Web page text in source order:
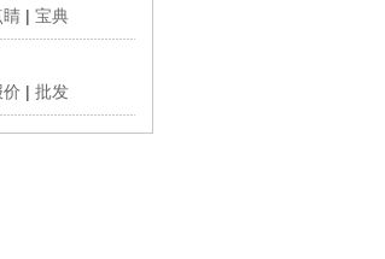
睛 | 宝典
| 批发